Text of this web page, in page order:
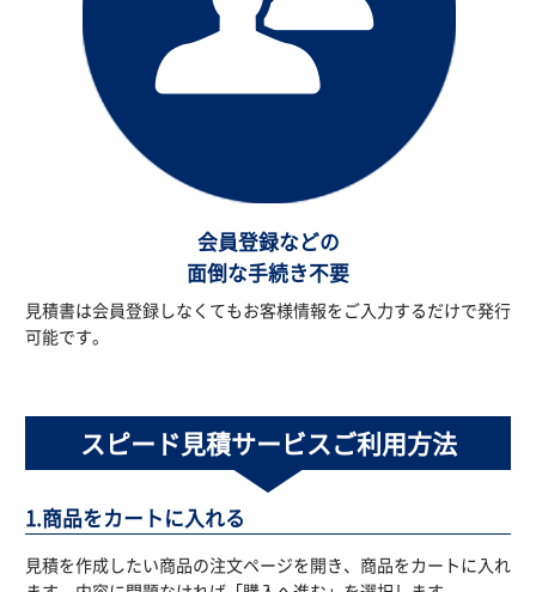
会員登録などの
面倒な手続き不要
見積書は会員登録しなくてもお客様情報をご入力するだけで発行
可能です。
スピード見積サービスご利用方法
1.商品をカートに入れる
見積を作成したい商品の注文ページを開き、商品をカートに入れ